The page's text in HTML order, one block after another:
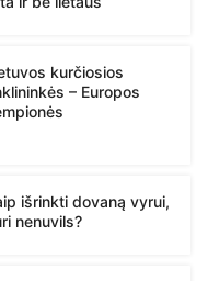
kurčiosios
– Europos
išrinkti dovaną vyrui,
nenuvils?